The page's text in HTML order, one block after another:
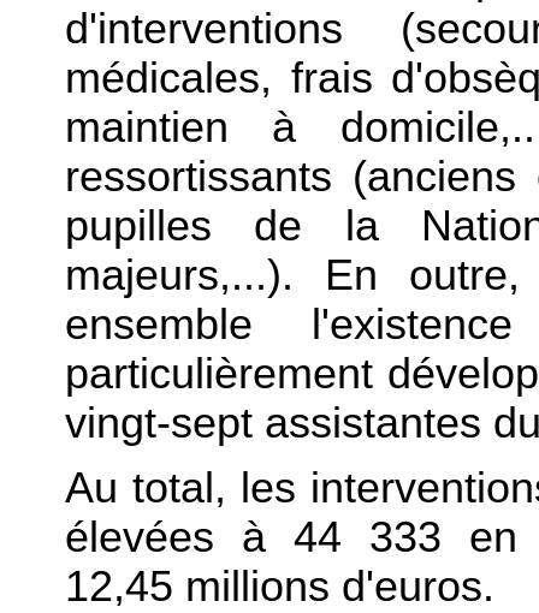
d'interventions
médicales, frais
maintien à
ressortissants
pupilles de la
majeurs,...). En
ensemble
particulièrement
vingt-sept assistantes
Au total, les
élevées à 44 333 en
12,45 millions d'euros.